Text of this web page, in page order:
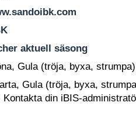
aktuell säsong
Gula (tröja, byxa, strumpa)
Gula (tröja, byxa,
Kontakta din iBIS-